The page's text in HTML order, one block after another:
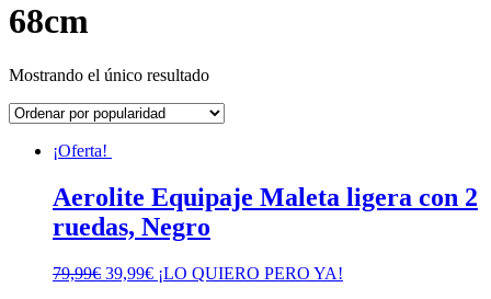
68cm
Mostrando el único resultado
¡Oferta!
Aerolite Equipaje Maleta ligera con 2
ruedas, Negro
79,99€ El
39,99€El¡LO QUIERO PERO YA!